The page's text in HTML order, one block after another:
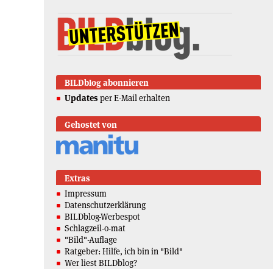
BILDblog abonnieren
Updates per E-Mail erhalten
Gehostet von
Extras
Impressum
Datenschutzerklärung
BILDblog-Werbespot
Schlagzeil-o-mat
"Bild"-Auflage
Ratgeber: Hilfe, ich bin in "Bild"
Wer liest BILDblog?